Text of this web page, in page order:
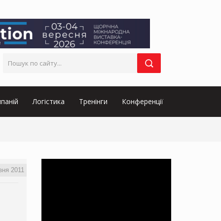
Логістика Тренінги Конференції
2011